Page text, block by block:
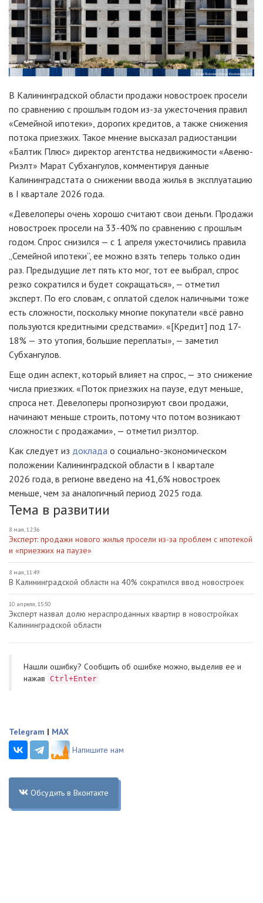
В Калининградской области продажи новостроек просели
по сравнению с прошлым годом из-за ужесточения правил
«Семейной ипотеки», дорогих кредитов, а также снижения
потока приезжих. Такое мнение высказал радиостанции
«Балтик Плюс» директор агентства недвижимости «Авеню-
Риэлт» Марат Субхангулов, комментируя данные
Калининградстата о снижении ввода жилья в эксплуатацию
в I квартале 2026 года.
«Девелоперы очень хорошо считают свои деньги. Продажи
новостроек просели на 33-40% по сравнению с прошлым
годом. Спрос снизился — с 1 апреля ужесточились правила
„Семейной ипотеки“, ее можно взять теперь только один
раз. Предыдущие лет пять кто мог, тот ее выбрал, спрос
резко сократился и будет сокращаться», — отметил
эксперт. По его словам, с оплатой сделок наличными тоже
есть сложности, поскольку многие покупатели «всё равно
пользуются кредитными средствами». «[Кредит] под 17-
18% — это утопия, большие переплаты», — заметил
Субхангулов.
Еще один аспект, который влияет на спрос, — это снижение
числа приезжих. «Поток приезжих на паузе, едут меньше,
спроса нет. Девелоперы прогнозируют свои продажи,
начинают меньше строить, потому что потом возникают
сложности с продажами», — отметил риэлтор.
Как следует из доклада о социально-экономическом
положении Калининградской области в I квартале
2026 года, в регионе введено на 41,6% новостроек
меньше, чем за аналогичный период 2025 года.
Тема в развитии
8 мая, 12:36
Эксперт: продажи нового жилья просели из-за проблем с ипотекой
и «приезжих на паузе»
8 мая, 11:49
В Калининградской области на 40% сократился ввод новостроек
10 апреля, 15:50
Эксперт назвал долю нераспроданных квартир в новостройках
Калининградской области
Нашли ошибку? Cообщить об ошибке можно, выделив ее и
нажав
Ctrl+Enter
Telegram | MAX
Напишите нам
Обсудить в Вконтакте